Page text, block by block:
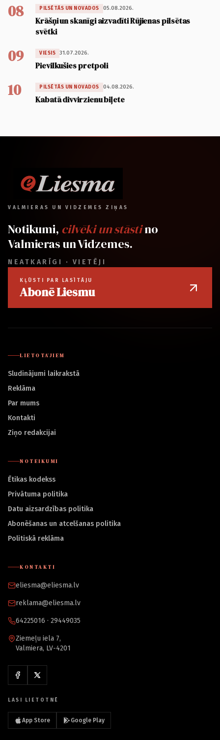
08 PILSĒTĀS UN NOVADOS 05.08.2026.
Krāšņi un skanīgi aizvadīti Rūjienas pilsētas
svētki
09 VIESIS 31.07.2026.
Pievilkušies pretpoli
10 PILSĒTĀS UN NOVADOS 04.08.2026.
Kabatā divvirzienu biļete
VALMIERAS UN VIDZEMES ZIŅAS
Notikumi, cilvēki un stāstino
Valmieras un Vidzemes.
NEATKARĪGI · VIETĒJI
KĻŪSTI PAR LASĪTĀJU
Abonē Liesmu
LIETOTĀJIEM
Sludinājumi laikrakstā
Reklāma
Par mums
Kontakti
Ziņo redakcijai
NOTEIKUMI
Ētikas kodekss
Privātuma politika
Datu aizsardzības politika
Abonēšanas un atcelšanas politika
Politiskā reklāma
KONTAKTI
eliesma@eliesma.lv
reklama@eliesma.lv
64225016 · 29449035
Ziemeļu iela 7,
Valmiera, LV-4201
LASI LIETOTNĒ
App Store Google Play